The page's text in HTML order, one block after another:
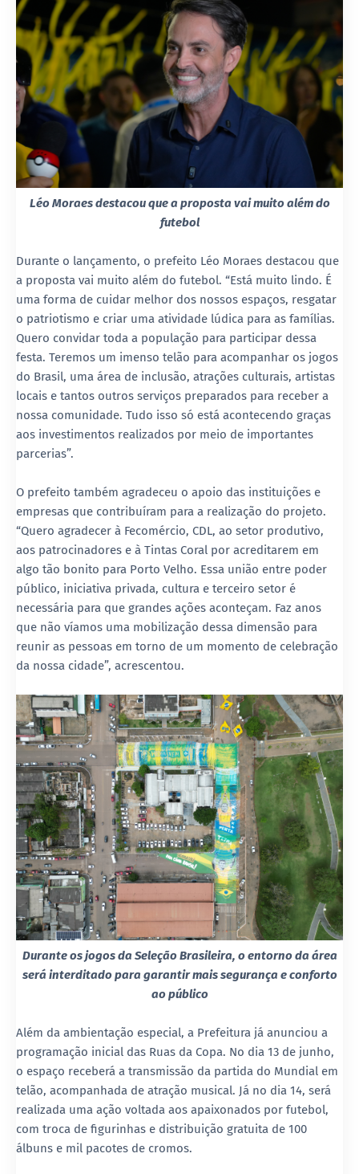
Léo Moraes destacou que a proposta vai muito além do
futebol
Durante o lançamento, o prefeito Léo Moraes destacou que
a proposta vai muito além do futebol. “Está muito lindo. É
uma forma de cuidar melhor dos nossos espaços, resgatar
o patriotismo e criar uma atividade lúdica para as famílias.
Quero convidar toda a população para participar dessa
festa. Teremos um imenso telão para acompanhar os jogos
do Brasil, uma área de inclusão, atrações culturais, artistas
locais e tantos outros serviços preparados para receber a
nossa comunidade. Tudo isso só está acontecendo graças
aos investimentos realizados por meio de importantes
parcerias”.
O prefeito também agradeceu o apoio das instituições e
empresas que contribuíram para a realização do projeto.
“Quero agradecer à Fecomércio, CDL, ao setor produtivo,
aos patrocinadores e à Tintas Coral por acreditarem em
algo tão bonito para Porto Velho. Essa união entre poder
público, iniciativa privada, cultura e terceiro setor é
necessária para que grandes ações aconteçam. Faz anos
que não víamos uma mobilização dessa dimensão para
reunir as pessoas em torno de um momento de celebração
da nossa cidade”, acrescentou.
Durante os jogos da Seleção Brasileira, o entorno da área
será interditado para garantir mais segurança e conforto
ao público
Além da ambientação especial, a Prefeitura já anunciou a
programação inicial das Ruas da Copa. No dia 13 de junho,
o espaço receberá a transmissão da partida do Mundial em
telão, acompanhada de atração musical. Já no dia 14, será
realizada uma ação voltada aos apaixonados por futebol,
com troca de figurinhas e distribuição gratuita de 100
álbuns e mil pacotes de cromos.